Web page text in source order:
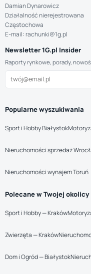
Damian Dynarowicz
Działalność nierejestrowana
Częstochowa
E-mail: rachunki@1g.pl
Newsletter 1G.pl Insider
Raporty rynkowe, porady,
Popularne wyszukiwania
Sport i Hobby Białystok
Nieruchomości sprzedaż
Nieruchomości wynajem Toruń
Polecane w Twojej okolicy
Sport i Hobby — Kraków
Zwierzęta — Kraków
Dom i Ogród — Białystok